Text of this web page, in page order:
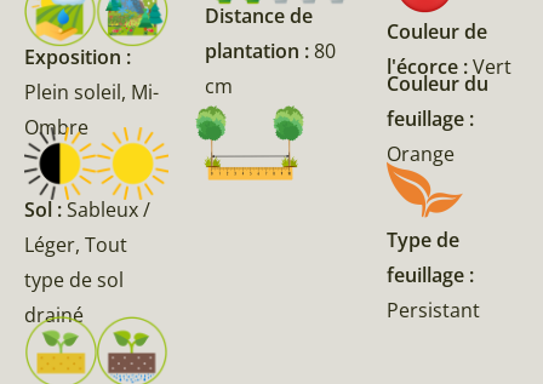
Exposition :
Plein soleil, Mi-
Ombre
Sol :Sableux /
Léger, Tout
type de sol
drainé
Distance de
plantation :80
cm
Couleur de
l'écorce :Vert
Couleur du
feuillage :
Orange
Type de
feuillage :
Persistant